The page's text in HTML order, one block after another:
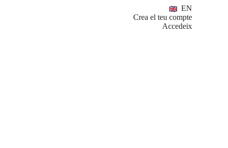
EN
Crea el teu compte
Accedeix